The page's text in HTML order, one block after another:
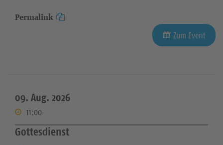
Permalink
Zum Event
09. Aug. 2026
11:00
Gottesdienst